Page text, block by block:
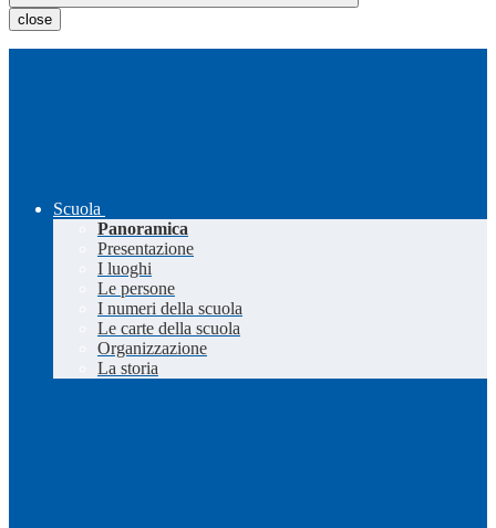
close
Scuola
Panoramica
Presentazione
I luoghi
Le persone
I numeri della scuola
Le carte della scuola
Organizzazione
La storia